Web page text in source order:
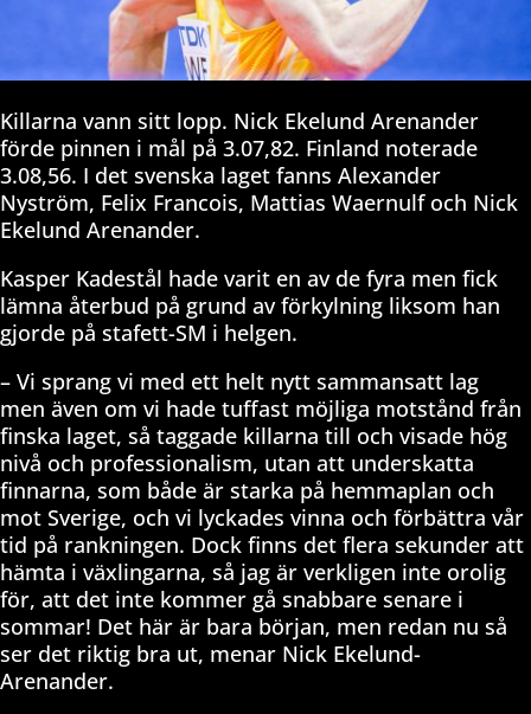
Killarna vann sitt lopp. Nick Ekelund Arenander
förde pinnen i mål på 3.07,82. Finland noterade
3.08,56. I det svenska laget fanns Alexander
Nyström, Felix Francois, Mattias Waernulf och Nick
Ekelund Arenander.
Kasper Kadestål hade varit en av de fyra men fick
lämna återbud på grund av förkylning liksom han
gjorde på stafett-SM i helgen.
– Vi sprang vi med ett helt nytt sammansatt lag
men även om vi hade tuffast möjliga motstånd från
finska laget, så taggade killarna till och visade hög
nivå och professionalism, utan att underskatta
finnarna, som både är starka på hemmaplan och
mot Sverige, och vi lyckades vinna och förbättra vår
tid på rankningen. Dock finns det flera sekunder att
hämta i växlingarna, så jag är verkligen inte orolig
för, att det inte kommer gå snabbare senare i
sommar! Det här är bara början, men redan nu så
ser det riktig bra ut, menar Nick Ekelund-
Arenander.